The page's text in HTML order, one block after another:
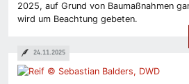
2025, auf Grund von Baumaßnahmen
wird um Beachtung gebeten.
24.11.2025